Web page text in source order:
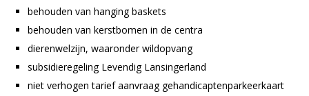
behouden van hanging baskets
behouden van kerstbomen in de centra
dierenwelzijn, waaronder wildopvang
subsidieregeling Levendig Lansingerland
niet verhogen tarief aanvraag gehandicaptenparkeerkaart